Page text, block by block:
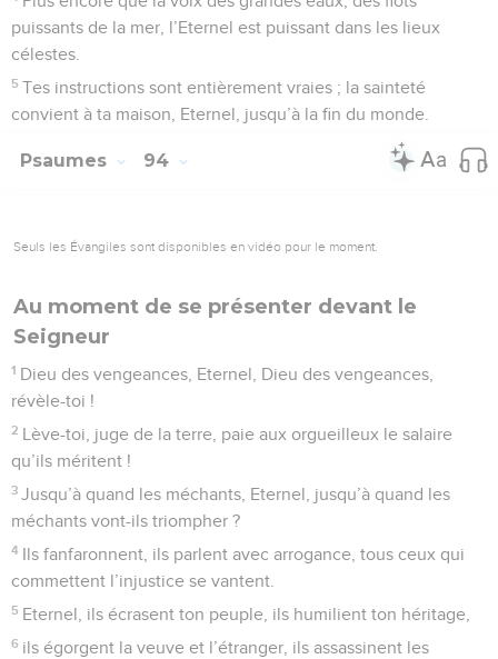
puissants de la mer, l’Eternel est puissant dans les lieux
célestes.
5 Tes instructions sont entièrement vraies ; la sainteté
convient à ta maison, Eternel, jusqu’à la fin du monde.
Psaumes 94
Seuls les Évangiles sont disponibles en vidéo pour le moment.
Au moment de se présenter devant le
Seigneur
1 Dieu des vengeances, Eternel, Dieu des vengeances,
révèle-toi !
2 Lève-toi, juge de la terre, paie aux orgueilleux le salaire
qu’ils méritent !
3 Jusqu’à quand les méchants, Eternel, jusqu’à quand les
méchants vont-ils triompher ?
4 Ils fanfaronnent, ils parlent avec arrogance, tous ceux qui
commettent l’injustice se vantent.
5 Eternel, ils écrasent ton peuple, ils humilient ton héritage,
6 ils égorgent la veuve et l’étranger, ils assassinent les